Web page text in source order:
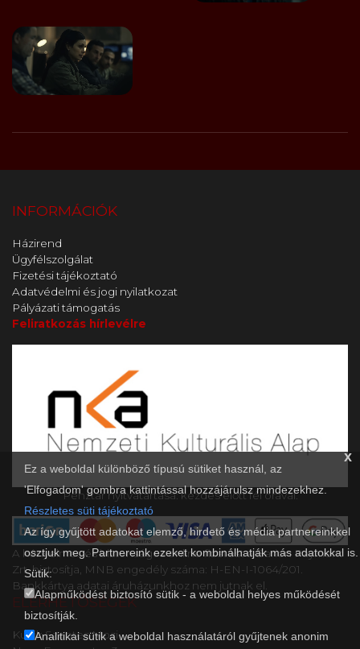
x
Ez a weboldal különböző típusú sütiket használ, az
'Elfogadom' gombra kattintással hozzájárulsz mindezekhez.
Részletes süti tájékoztató
Az így gyűjtött adatokat elemző, hirdető és média partnereinkkel
osztjuk meg. Partnereink ezeket kombinálhatják más adatokkal is.
Sütik:
Alapműködést biztosító sütik - a weboldal helyes működését
biztosítják.
Analitikai sütik a weboldal használatáról gyűjtenek anonim
INFORMÁCIÓK
Házirend
Ügyfélszolgálat
Fizetési tájékoztató
Adatvédelmi és jogi nyilatkozat
Pályázati támogatás
Feliratkozás hírlevélre
Pénztár nyitvatartása: kezdés előtt fél órával.
A kényelmes és biztonságos online fizetést a Barion Payment
Zrt. biztosítja, MNB engedély száma: H-EN-I-1064/201.
Bankkártya adatai áruházunkhoz nem jutnak el.
ELÉRHETŐSÉGEK
Kultik Szentes Mozi